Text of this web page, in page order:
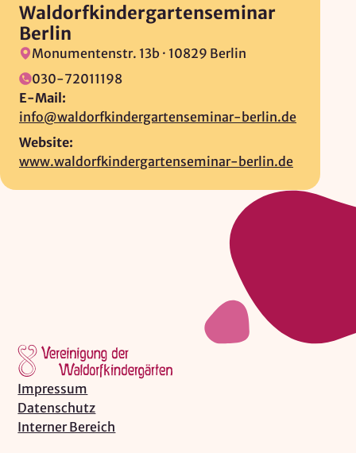
Waldorfkindergartenseminar
Berlin
Monumentenstr. 13b · 10829 Berlin
030-72011198
E-Mail:
info@waldorfkindergartenseminar-berlin.de
Website:
www.waldorfkindergartenseminar-berlin.de
Impressum
Datenschutz
Interner Bereich